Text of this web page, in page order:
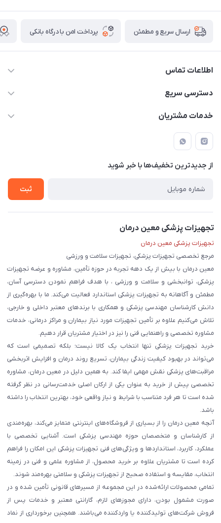
ارسال سریع و مطمئن پرداخت امن با درگاه بانکی
اطلاعات تماس
09171843500 و 07152240182
دسترسی سریع
حساب کاربری
لیست محصولات
درباره ما
خدمات مشتریان
راهنما
قوانین و مقررات
حریم خصوصی
از جدید‌ترین تخفیف‌ها با‌ خبر شوید
ثبت
تجهیزات پزشکی معین درمان
تجهیزات پزشکی معین درمان
مرجع تخصصی تجهیزات پزشکی، تجهیزات سلامت و ورزشی
معین درمان با بیش از یک دهه تجربه در حوزه تأمین، مشاوره و عرضه تجهیزات
پزشکی، توانبخشی و سلامت و ورزشی ، با هدف فراهم نمودن دسترسی آسان،
مطمئن و آگاهانه به تجهیزات پزشکی استاندارد فعالیت می‌کند. ما با بهره‌گیری از
دانش کارشناسان مهندسی پزشکی و همکاری با برندهای معتبر داخلی و خارجی،
تلاش می‌کنیم علاوه بر تأمین تجهیزات مورد نیاز بیماران و مراکز درمانی، خدمات
مشاوره تخصصی و راهنمایی فنی را نیز در اختیار مشتریان قرار دهیم.
خرید تجهیزات پزشکی تنها انتخاب یک کالا نیست؛ بلکه تصمیمی است که
می‌تواند در بهبود کیفیت زندگی بیماران، تسریع روند درمان و افزایش اثربخشی
مراقبت‌های پزشکی نقش مهمی ایفا کند. به همین دلیل در معین درمان، مشاوره
تخصصی پیش از خرید به عنوان یکی از ارکان اصلی خدمت‌رسانی در نظر گرفته
شده است تا هر فرد متناسب با شرایط و نیاز واقعی خود، بهترین انتخاب را داشته
باشد.
آنچه معین درمان را از بسیاری از فروشگاه‌های اینترنتی متمایز می‌کند، بهره‌مندی
از کارشناسان و متخصصان حوزه مهندسی پزشکی است. آشنایی تخصصی با
عملکرد، کاربرد، استانداردها و ویژگی‌های فنی تجهیزات پزشکی این امکان را فراهم
کرده است تا مشتریان علاوه بر خرید محصول، از مشاوره علمی و فنی در زمینه
انتخاب، مقایسه و استفاده صحیح از تجهیزات پزشکی و سلامتی بهره‌مند شوند.
تمامی محصولات ارائه‌شده در این مجموعه از مسیرهای قانونی تأمین شده و در
صورت مشمول بودن، دارای مجوزهای لازم، گارانتی معتبر و خدمات پس از
فروش شرکت‌های تولیدکننده یا واردکننده می‌باشند. همچنین برخورداری از نماد